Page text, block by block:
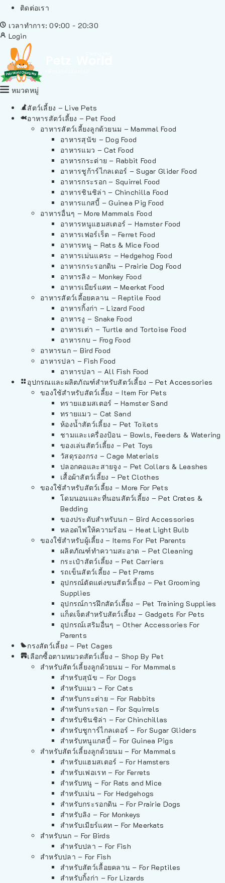
ติดต่อเรา
เวลาทำการ: 09:00 - 20:30
Login
หมวดหมู่
สัตว์เลี้ยง – Live Pets
อาหารสัตว์เลี้ยง – Pet Food
อาหารสัตว์เลี้ยงลูกด้วยนม – Mammal Food
อาหารสุนัข – Dog Food
อาหารแมว – Cat Food
อาหารกระต่าย – Rabbit Food
อาหารชูก้าร์ไกลเดอร์ – Sugar Glider Food
อาหารกระรอก – Squirrel Food
อาหารชินชิล่า – Chinchilla Food
อาหารแกสบี้ – Guinea Pig Food
อาหารอื่นๆ – More Mammals Food
อาหารหนูแฮมสเตอร์ – Hamster Food
อาหารเฟอร์เร็ต – Ferret Food
อาหารหนู – Rats & Mice Food
อาหารเม่นแคระ – Hedgehog Food
อาหารกระรอกดิน – Prairie Dog Food
อาหารลิง – Monkey Food
อาหารเมียร์แคท – Meerkat Food
อาหารสัตว์เลี้อยคลาน – Reptile Food
อาหารกิ้งก่า – Lizard Food
อาหารงู – Snake Food
อาหารเต่า – Turtle and Tortoise Food
อาหารกบ – Frog Food
อาหารนก – Bird Food
อาหารปลา – Fish Food
อาหารปลา – All Fish Food
อุปกรณและผลิตภัณฑ์สำหรับสัตว์เลี้ยง – Pet Accessories
ของใช้สำหรับสัตว์เลี้ยง – Item For Pets
ทรายแฮมสเตอร์ – Hamster Sand
ทรายแมว – Cat Sand
ห้องน้ำสัตว์เลี้ยง – Pet Toilets
ชามและเครื่องป้อน – Bowls, Feeders & Watering
ของเล่นสัตว์เลี้ยง – Pet Toys
วัสดุรองกรง – Cage Materials
ปลอกคอและสายจูง – Pet Collars & Leashes
เสื้อผ้าสัตว์เลี้ยง – Pet Clothes
ของใช้สำหรับสัตว์เลี้ยง – More For Pets
โดมนอนและที่นอนสัตว์เลี้ยง – Pet Crates &
Bedding
ของประดับสำหรับนก – Bird Accessories
หลอดไฟให้ความร้อน – Heat Light Bulb
ของใช้สำหรับผู้เลี้ยง – Items For Pet Parents
ผลิตภัณฑ์ทำความสะอาด – Pet Cleaning
กระเป๋าสัตว์เลี้ยง – Pet Carriers
รถเข็นสัตว์เลี้ยง – Pet Prams
อุปกรณ์ตัดแต่งขนสัตว์เลี้ยง – Pet Grooming
Supplies
อุปกรณ์การฝึกสัตว์เลี้ยง – Pet Training Supplies
แก็ดเจ็ตสำหรับสัตว์เลี้ยง – Gadgets For Pets
อุปกรณ์เสริมอื่นๆ – Other Accessories For
Parents
กรงสัตว์เลี้ยง – Pet Cages
เลือกซื้อตามหมวดสัตว์เลี้ยง – Shop By Pet
สำหรับสัตว์เลี้ยงลูกด้วยนม – For Mammals
สำหรับสุนัข – For Dogs
สำหรับแมว – For Cats
สำหรับกระต่าย – For Rabbits
สำหรับกระรอก – For Squirrels
สำหรับชินชิล่า – For Chinchillas
สำหรับชูการ์ไกลเดอร์ – For Sugar Gliders
สำหรับหนูแกสบี้ – For Guinea Pigs
สำหรับสัตว์เลี้ยงลูกด้วยนม – For Mammals
สำหรับแฮมสเตอร์ – For Hamsters
สำหรับเฟอเรท – For Ferrets
สำหรับหนู – For Rats and Mice
สำหรับเม่น – For Hedgehogs
สำหรับกระรอกดิน – For Prairie Dogs
สำหรับลิง – For Monkeys
สำหรับเมียร์แคท – For Meerkats
สำหรับนก – For Birds
สำหรับปลา – For Fish
สำหรับปลา – For Fish
สำหรับสัตว์เลื้อยคลาน – For Reptiles
สำหรับกิ้งก่า – For Lizards